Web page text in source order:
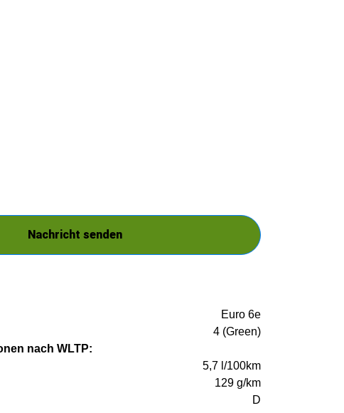
Nachricht senden
Euro 6e
4 (Green)
nach WLTP:
5,7 l/100km
129 g/km
D